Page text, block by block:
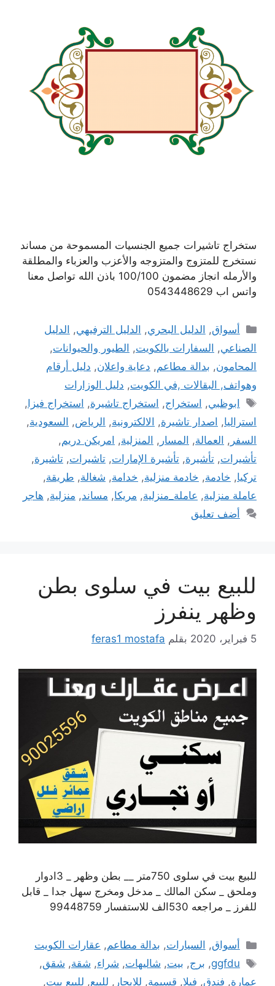
ستخراج تاشيرات جميع الجنسيات المسموحة من مساند
نستخرج للمتزوج والمتزوجه والأعزب والعزباء والمطلقة
والأرمله انجاز مضمون 100/100 باذن الله تواصل معنا
واتس اب 0543448629
التصنيفات
أسواق, الدليل البحري, الدليل الترفيهي, الدليل
الصناعي, السفارات بالكويت, الطيور والحيوانات,
المحامون, بدالة مطاعم, دعاية واعلان, دليل أرقام
وهواتف, البقالات ,في الكويت, دليل الوزارات
الوسوم
ابوظبي, استخراج, استخراج تاشيرة, استخراج فيزا ,
استراليا, اصدار تاشيرة, الالكترونية, الرياض, السعودية,
السفر , العمالة, المسار , المنزلية, امريكن دريم,
تأشيرات, تأشيرة, تأشيرة الإمارات, تاشيرات, تاشيرة,
تركيا, خادمة, خادمة منزلية, خدامة, شغالة, طريقة,
عاملة منزلية, عاملة_منزلية, مريكا, مساند, منزلية, هاجر
أضف تعليق
للبيع بيت في سلوى بطن
وظهر ينفرز
5 فبراير، 2020 بقلم feras1 mostafa
للبيع بيت في سلوى 750متر __ بطن وظهر _ 3ادوار
وملحق _ سكن المالك _ مدخل ومخرج سهل جدا _ قابل
للفرز _ مراجعه 530الف للاستفسار 99448759
التصنيفات
أسواق, السيارات, بدالة مطاعم, عقارات الكويت
الوسوم
ggfdu
, برج, بيت, شاليهات, شراء, شقة, شقق,
عمارة, فندق, فيلا, قسيمة, للايجار , للبيع, للبيع بيت,